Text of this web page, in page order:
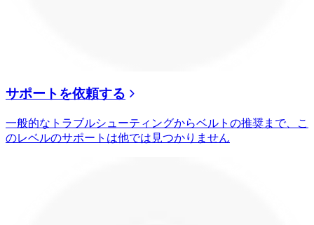
サポートを依頼する
一般的なトラブルシューティングからベルトの推奨まで、こ
のレベルのサポートは他では見つかりません